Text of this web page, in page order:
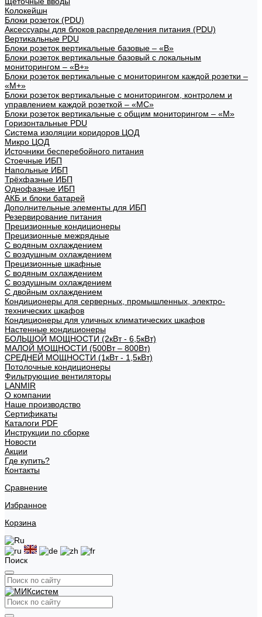
Колокейшн
Блоки розеток (PDU)
Аксессуары для блоков распределения питания (PDU)
Вертикальные PDU
Блоки розеток вертикальные базовые – «В»
Блоки розеток вертикальные базовый с локальным
мониторингом – «В+»
Блоки розеток вертикальные с мониторингом каждой розетки –
«М+»
Блоки розеток вертикальные с мониторингом, контролем и
управлением каждой розеткой – «МС»
Блоки розеток вертикальные с общим мониторингом – «М»
Горизонтальные PDU
Система изоляции коридоров ЦОД
Микро ЦОД
Источники бесперебойного питания
Стоечные ИБП
Напольные ИБП
Трёхфазные ИБП
Однофазные ИБП
АКБ и блоки батарей
Дополнительные элементы для ИБП
Резервирование питания
Прецизионные кондиционеры
Прецизионные межрядные
С водяным охлаждением
С воздушным охлаждением
Прецизионные шкафные
С водяным охлаждением
С воздушным охлаждением
С двойным охлаждением
Кондиционеры для серверных, промышленных, электро-
технических шкафов
Кондиционеры для уличных климатических шкафов
Настенные кондиционеры
БОЛЬШОЙ МОЩНОСТИ (2кВт - 6,5кВт)
МАЛОЙ МОЩНОСТИ (500Вт – 800Вт)
СРЕДНЕЙ МОЩНОСТИ (1кВт - 1,5кВт)
Потолочные кондиционеры
Фильтрующие вентиляторы
LANMIR
О компании
Наше производство
Сертификаты
Каталоги PDF
Инструкции по сборке
Новости
Акции
Где купить?
Контакты
Сравнение
Избранное
Корзина
Поиск